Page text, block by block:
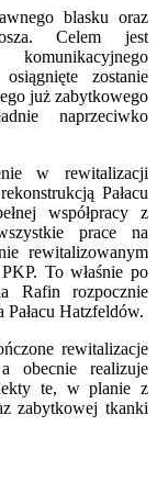
blasku oraz
Celem jest
zostanie
już zabytkowego
naprzeciwko
w rewitalizacji
Pałacu
współpracy z
prace na
rewitalizowanym
To właśnie po
Rafin rozpocznie
Hatzfeldów.
rewitalizacje
obecnie realizuje
te, w planie z
zabytkowej tkanki